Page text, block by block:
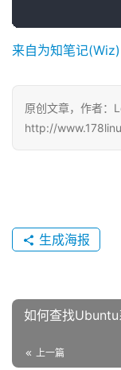
来自为知笔记(Wiz)
原创文章，作者：
http://
生成海报
如何查找
上一篇